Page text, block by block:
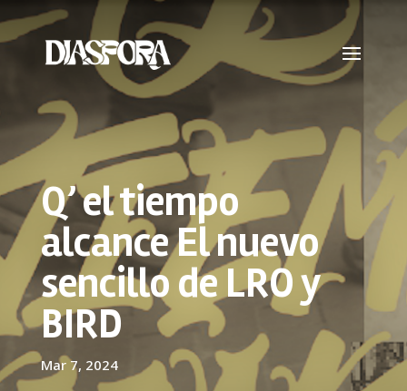
Q’ el tiempo
alcance El nuevo
sencillo de LRO y
BIRD
Mar 7, 2024